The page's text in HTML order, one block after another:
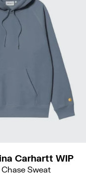
Carhartt WIP
Sweat